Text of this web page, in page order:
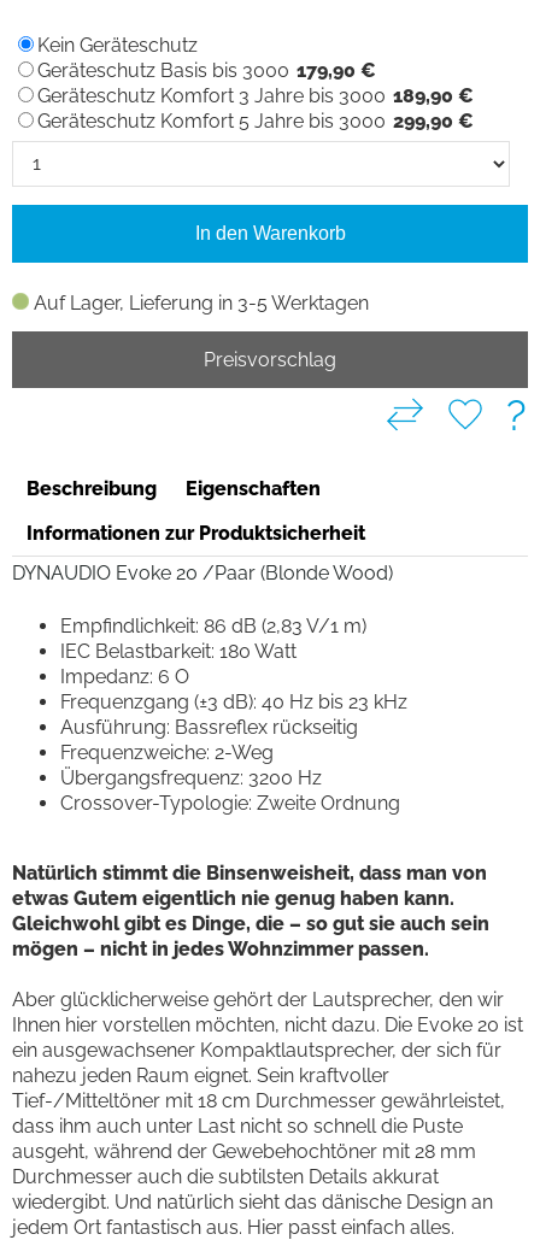
Auf Lager, Lieferung in 3-5 Werktagen
Kein Geräteschutz
Geräteschutz Basis bis 3000 179,90 €
Geräteschutz Komfort 3 Jahre bis 3000 189,90 €
Geräteschutz Komfort 5 Jahre bis 3000 299,90 €
In den Warenkorb
Preisvorschlag
?
Beschreibung
Eigenschaften
Informationen zur Produktsicherheit
DYNAUDIO Evoke 20 /Paar (Blonde Wood)
Empfindlichkeit: 86 dB (2,83 V/1 m)
IEC Belastbarkeit: 180 Watt
Impedanz: 6 O
Frequenzgang (±3 dB): 40 Hz bis 23 kHz
Ausführung: Bassreflex rückseitig
Frequenzweiche: 2-Weg
Übergangsfrequenz: 3200 Hz
Crossover-Typologie: Zweite Ordnung
Natürlich stimmt die Binsenweisheit, dass man von
etwas Gutem eigentlich nie genug haben kann.
Gleichwohl gibt es Dinge, die – so gut sie auch sein
mögen – nicht in jedes Wohnzimmer passen.
Aber glücklicherweise gehört der Lautsprecher, den wir
Ihnen hier vorstellen möchten, nicht dazu. Die Evoke 20 ist
ein ausgewachsener Kompaktlautsprecher, der sich für
nahezu jeden Raum eignet. Sein kraftvoller
Tief-/Mitteltöner mit 18 cm Durchmesser gewährleistet,
dass ihm auch unter Last nicht so schnell die Puste
ausgeht, während der Gewebehochtöner mit 28 mm
Durchmesser auch die subtilsten Details akkurat
wiedergibt. Und natürlich sieht das dänische Design an
jedem Ort fantastisch aus. Hier passt einfach alles.